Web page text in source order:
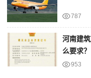
787
河南建
么要求？
953